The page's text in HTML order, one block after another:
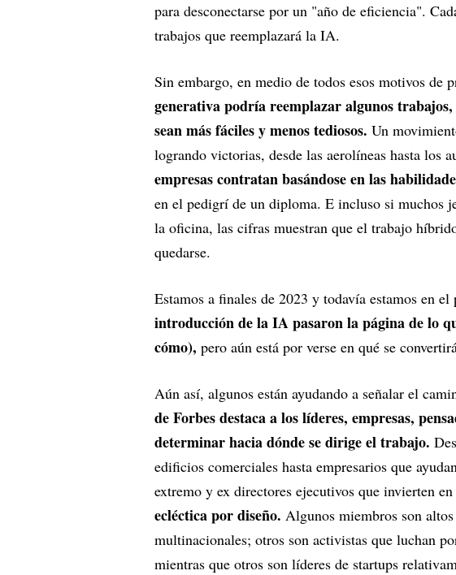
para desconectarse por un "año de eficiencia".
trabajos que reemplazará la IA.
Sin embargo, en medio de todos esos motivos de
generativa podría reemplazar algunos
sean más fáciles y menos tediosos. Un
logrando victorias, desde las aerolíneas hasta los
empresas contratan basándose en las
en el pedigrí de un diploma. E incluso si muchos
la oficina, las cifras muestran que el trabajo
quedarse.
Estamos a finales de 2023 y todavía estamos en el
introducción de la IA pasaron la página de lo
cómo), pero aún está por verse en qué se
Aún así, algunos están ayudando a señalar el
de Forbes destaca a los líderes, empresas,
determinar hacia dónde se dirige el trabajo.
edificios comerciales hasta empresarios que
extremo y ex directores ejecutivos que invierten
ecléctica por diseño. Algunos miembros son
multinacionales; otros son activistas que luchan
mientras que otros son líderes de startups